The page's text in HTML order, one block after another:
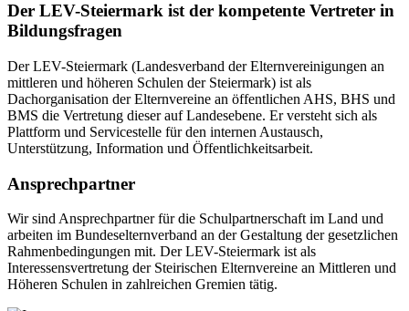
Der LEV-Steiermark ist der kompetente Vertreter in
Bildungsfragen
Der LEV-Steiermark (Landesverband der Elternvereinigungen an
mittleren und höheren Schulen der Steiermark) ist als
Dachorganisation der Elternvereine an öffentlichen AHS, BHS und
BMS die Vertretung dieser auf Landesebene. Er versteht sich als
Plattform und Servicestelle für den internen Austausch,
Unterstützung, Information und Öffentlichkeitsarbeit.
Ansprechpartner
Wir sind Ansprechpartner für die Schulpartnerschaft im Land und
arbeiten im Bundeselternverband an der Gestaltung der gesetzlichen
Rahmenbedingungen mit. Der LEV-Steiermark ist als
Interessensvertretung der Steirischen Elternvereine an Mittleren und
Höheren Schulen in zahlreichen Gremien tätig.